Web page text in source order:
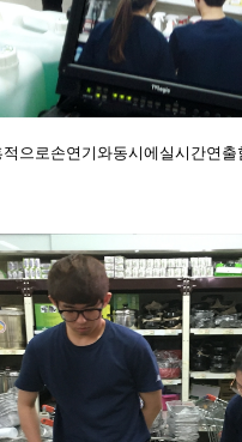
으로손연기와동시에실시간연출